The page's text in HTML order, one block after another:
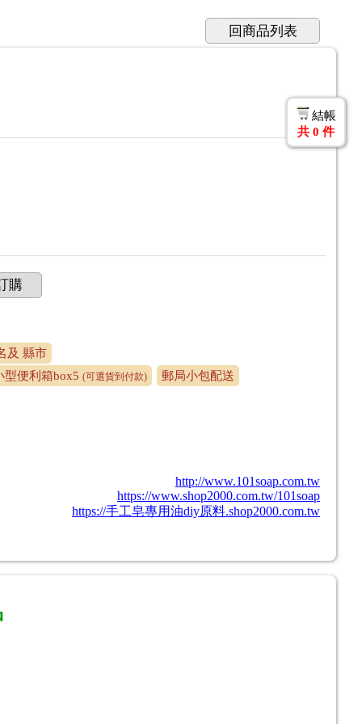
回商品列表
購
及 縣市
型便利箱box5 (可選貨到付款)
郵局小包配送
http://www.101soap.com.tw
https://www.shop2000.com.tw/101soap
https://手工皂專用油diy原料.shop2000.com.tw
結帳
共 0 件